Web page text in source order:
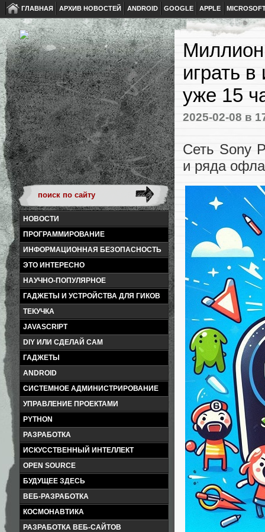
ГЛАВНАЯ АРХИВ НОВОСТЕЙ ANDROID GOOGLE APPLE
НОВОСТИ
ПРОГРАММИРОВАНИЕ
ИНФОРМАЦИОННАЯ БЕЗОПАСНОСТЬ
ЭТО ИНТЕРЕСНО
НАУЧНО-ПОПУЛЯРНОЕ
ГАДЖЕТЫ И УСТРОЙСТВА ДЛЯ ГИКОВ
ТЕКУЧКА
JAVASCRIPT
DIY ИЛИ СДЕЛАЙ САМ
ГАДЖЕТЫ
ANDROID
СИСТЕМНОЕ АДМИНИСТРИРОВАНИЕ
УПРАВЛЕНИЕ ПРОЕКТАМИ
PYTHON
РАЗРАБОТКА
ИСКУССТВЕННЫЙ ИНТЕЛЛЕКТ
OPEN SOURCE
БУДУЩЕЕ ЗДЕСЬ
ВЕБ-РАЗРАБОТКА
КОСМОНАВТИКА
РАЗРАБОТКА ВЕБ-САЙТОВ
играть
уже 15
2025-02-08 в
Сеть Sony
и ряда